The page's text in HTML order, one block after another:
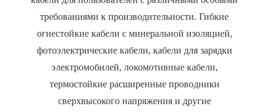
требованиями к производительности. Гибкие
огнестойкие кабели с минеральной изоляцией,
фотоэлектрические кабели, кабели для зарядки
электромобилей, локомотивные кабели,
термостойкие расширенные проводники
сверхвысокого напряжения и другие